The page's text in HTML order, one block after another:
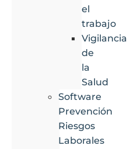
el
trabajo
Vigilancia
de
la
Salud
Software
Prevención
Riesgos
Laborales